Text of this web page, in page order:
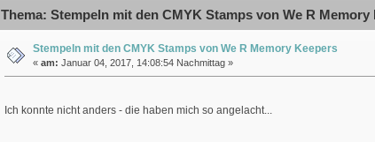
Thema: Stempeln mit den CMYK Stamps von We R
Stempeln mit den CMYK Stamps von We R Memory Keepers
« am: Januar 04, 2017, 14:08:54 Nachmittag »
Ich konnte nicht anders - die haben mich so angelacht...